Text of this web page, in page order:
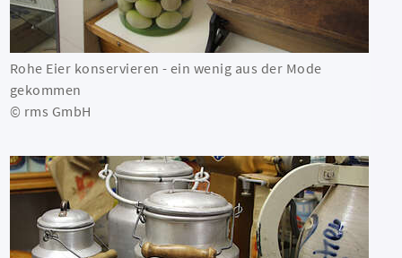
Rohe Eier konservieren - ein wenig aus der Mode
gekommen
© rms GmbH